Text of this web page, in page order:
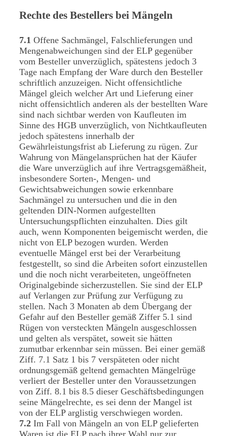
Rechte des Bestellers bei Mängeln
7.1 Offene Sachmängel, Falschlieferungen und
Mengenabweichungen sind der ELP gegenüber
vom Besteller unverzüglich, spätestens jedoch 3
Tage nach Empfang der Ware durch den Besteller
schriftlich anzuzeigen. Nicht offensichtliche
Mängel gleich welcher Art und Lieferung einer
nicht offensichtlich anderen als der bestellten Ware
sind nach sichtbar werden von Kaufleuten im
Sinne des HGB unverzüglich, von Nichtkaufleuten
jedoch spätestens innerhalb der
Gewährleistungsfrist ab Lieferung zu rügen. Zur
Wahrung von Mängelansprüchen hat der Käufer
die Ware unverzüglich auf ihre Vertragsgemäßheit,
insbesondere Sorten-, Mengen- und
Gewichtsabweichungen sowie erkennbare
Sachmängel zu untersuchen und die in den
geltenden DIN-Normen aufgestellten
Untersuchungspflichten einzuhalten. Dies gilt
auch, wenn Komponenten beigemischt werden, die
nicht von ELP bezogen wurden. Werden
eventuelle Mängel erst bei der Verarbeitung
festgestellt, so sind die Arbeiten sofort einzustellen
und die noch nicht verarbeiteten, ungeöffneten
Originalgebinde sicherzustellen. Sie sind der ELP
auf Verlangen zur Prüfung zur Verfügung zu
stellen. Nach 3 Monaten ab dem Übergang der
Gefahr auf den Besteller gemäß Ziffer 5.1 sind
Rügen von versteckten Mängeln ausgeschlossen
und gelten als verspätet, soweit sie hätten
zumutbar erkennbar sein müssen. Bei einer gemäß
Ziff. 7.1 Satz 1 bis 7 verspäteten oder nicht
ordnungsgemäß geltend gemachten Mängelrüge
verliert der Besteller unter den Voraussetzungen
von Ziff. 8.1 bis 8.5 dieser Geschäftsbedingungen
seine Mängelrechte, es sei denn der Mangel ist
von der ELP arglistig verschwiegen worden.
7.2 Im Fall von Mängeln an von ELP gelieferten